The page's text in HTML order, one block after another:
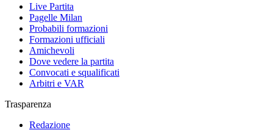
Live Partita
Pagelle Milan
Probabili formazioni
Formazioni ufficiali
Amichevoli
Dove vedere la partita
Convocati e squalificati
Arbitri e VAR
Trasparenza
Redazione